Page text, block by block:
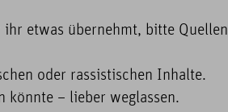
ihr etwas übernehmt, bitte Quellen
oder rassistischen Inhalte.
könnte – lieber weglassen.